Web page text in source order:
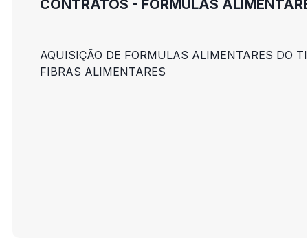
CONTRATOS - FÓRMULAS
AQUISIÇÃO DE FORMULAS ALIMENTARES DO
FIBRAS ALIMENTARES